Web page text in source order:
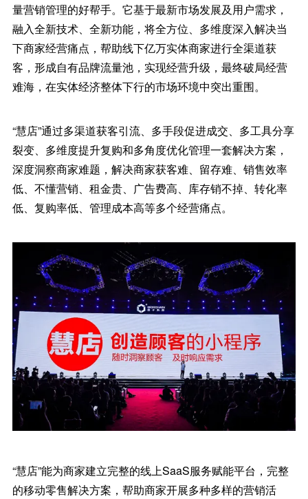
量营销管理的好帮手。它基于最新市场发展及用户需求，
融入全新技术、全新功能，将全方位、多维度深入解决当
下商家经营痛点，帮助线下亿万实体商家进行全渠道获
客，形成自有品牌流量池，实现经营升级，最终破局经营
难海，在实体经济整体下行的市场环境中突出重围。
“慧店”通过多渠道获客引流、多手段促进成交、多工具分享
裂变、多维度提升复购和多角度优化管理一套解决方案，
深度洞察商家难题，解决商家获客难、留存难、销售效率
低、不懂营销、租金贵、广告费高、库存销不掉、转化率
低、复购率低、管理成本高等多个经营痛点。
“慧店”能为商家建立完整的线上SaaS服务赋能平台，完整
的移动零售解决方案，帮助商家开展多种多样的营销活